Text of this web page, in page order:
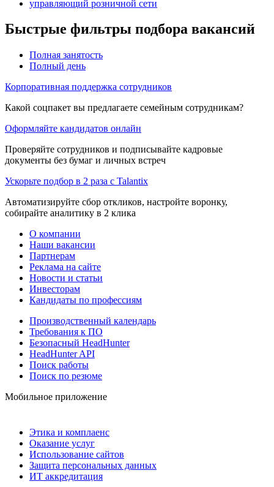
управляющий розничной сети
Быстрые фильтры подбора вакансий
Полная занятость
Полный день
Корпоративная поддержка сотрудников
Какой соцпакет вы предлагаете семейным сотрудникам?
Оформляйте кандидатов онлайн
Проверяйте сотрудников и подписывайте кадровые
документы без бумаг и личных встреч
Ускорьте подбор в 2 раза с Talantix
Автоматизируйте сбор откликов, настройте воронку,
собирайте аналитику в 2 клика
О компании
Наши вакансии
Партнерам
Реклама на сайте
Новости и статьи
Инвесторам
Кандидаты по профессиям
Производственный календарь
Требования к ПО
Безопасный HeadHunter
HeadHunter API
Поиск работы
Поиск по резюме
Мобильное приложение
Этика и комплаенс
Оказание услуг
Использование сайтов
Защита персональных данных
ИТ аккредитация